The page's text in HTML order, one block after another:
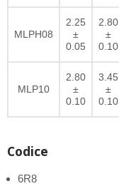
MLPH08
2.25
±
0.05
2.80
±
0.10
MLP10
2.80
±
0.10
3.45
±
0.10
Codice
6R8